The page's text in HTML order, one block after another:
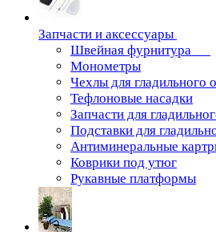
Запчасти и аксессуары
Швейная фурнитура
Монометры
Чехлы для гладильного
Тефлоновые насадки
Запчасти для
Подставки для
Антиминеральные
Коврики под утюг
Рукавные платформы